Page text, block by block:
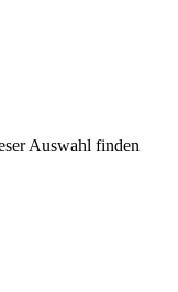
Auswahl finden